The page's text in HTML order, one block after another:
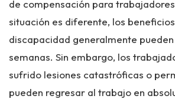
de compensación para
situación es diferente, los
discapacidad generalmente
semanas. Sin embargo, los
sufrido lesiones catastróficas o
pueden regresar al trabajo en